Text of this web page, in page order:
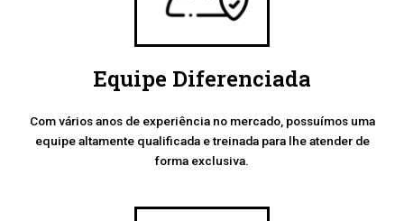
Equipe Diferenciada
Com vários anos de experiência no mercado, possuímos uma
equipe altamente qualificada e treinada para lhe atender de
forma exclusiva.